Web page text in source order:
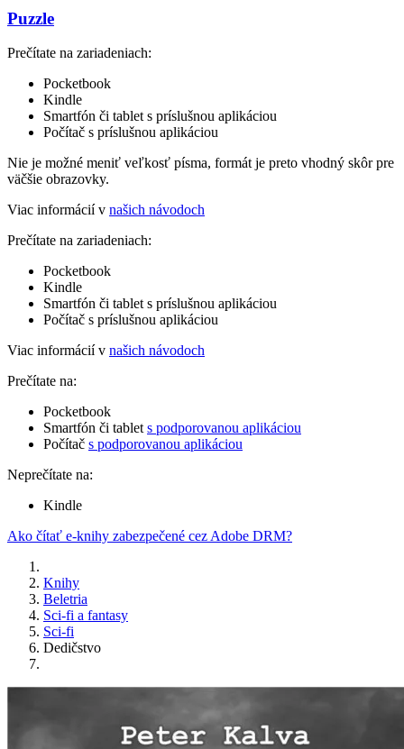
Puzzle
Prečítate na zariadeniach:
Pocketbook
Kindle
Smartfón či tablet s príslušnou aplikáciou
Počítač s príslušnou aplikáciou
Nie je možné meniť veľkosť písma, formát je preto vhodný skôr pre
väčšie obrazovky.
Viac informácií v našich návodoch
Prečítate na zariadeniach:
Pocketbook
Kindle
Smartfón či tablet s príslušnou aplikáciou
Počítač s príslušnou aplikáciou
Viac informácií v našich návodoch
Prečítate na:
Pocketbook
Smartfón či tablet s podporovanou aplikáciou
Počítač s podporovanou aplikáciou
Neprečítate na:
Kindle
Ako čítať e-knihy zabezpečené cez Adobe DRM?
Knihy
Beletria
Sci-fi a fantasy
Sci-fi
Dedičstvo